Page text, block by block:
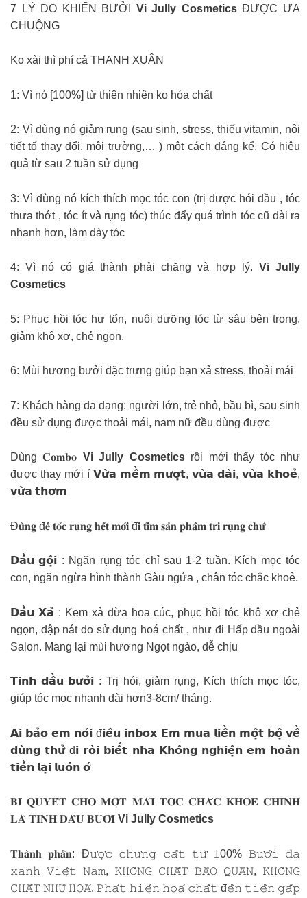
7 LÝ DO KHIẾN BƯỞI Vi Jully CosmeticsĐƯỢC ƯA
CHUỘNG
Ko xài thì phí cả THANH XUÂN
1: Vì nó [100%] từ thiên nhiên ko hóa chất
2: Vì dùng nó giảm rụng (sau sinh, stress, thiếu vitamin, nội
tiết tố thay đổi, môi trường,… ) một cách đáng kể. Có hiệu
quả từ sau 2 tuần sử dụng
3: Vì dùng nó kích thích mọc tóc con (trị được hói đầu , tóc
thưa thớt , tóc ít và rụng tóc) thúc đẩy quá trình tóc cũ dài ra
nhanh hơn, làm dày tóc
4: Vì nó có giá thành phải chăng và hợp lý. Vi Jully
Cosmetics
5: Phục hồi tóc hư tổn, nuôi dưỡng tóc từ sâu bên trong,
giảm khô xơ, chẻ ngọn.
6: Mùi hương bưởi đặc trưng giúp bạn xả stress, thoải mái
7: Khách hàng đa dạng: người lớn, trẻ nhỏ, bầu bì, sau sinh
đều sử dụng được thoải mái, nam nữ đều dùng được
Dùng 𝐂𝐨𝐦𝐛𝐨 Vi Jully Cosmetics rồi mới thấy tóc như
được thay mới í 𝗩𝘂̛̀𝗮 𝗺𝗲̂̀𝗺 𝗺𝘂̛𝗼̛̣𝘁, 𝘃𝘂̛̀𝗮 𝗱𝗮̀𝗶, 𝘃𝘂̛̀𝗮 𝗸𝗵𝗼𝗲̉,
𝘃𝘂̛̀𝗮 𝘁𝗵𝗼̛𝗺
Đ𝐮̛̀𝐧𝐠 đ𝐞̂̉ 𝐭𝐨́𝐜 𝐫𝐮̣𝐧𝐠 𝐡𝐞̂́𝐭 𝐦𝐨̛́𝐢 đ𝐢 𝐭𝐢̀𝐦 𝐬𝐚̉𝐧 𝐩𝐡𝐚̂̉𝐦 𝐭𝐫𝐢̣ 𝐫𝐮̣𝐧𝐠 𝐜𝐡𝐮̛́
𝗗𝗮̂̀𝘂 𝗴𝗼̣̂𝗶 : Ngăn rụng tóc chỉ sau 1-2 tuần. Kích mọc tóc
con, ngăn ngừa hình thành Gàu ngứa , chân tóc chắc khoẻ.
𝗗𝗮̂̀𝘂 𝗫𝗮̉ : Kem xả dừa hoa cúc, phục hồi tóc khô xơ chẻ
ngọn, dập nát do sử dụng hoá chất , như đi Hấp dầu ngoài
Salon. Mang lại mùi hương Ngọt ngào, dễ chịu
𝗧𝗶𝗻𝗵 𝗱𝗮̂̀𝘂 𝗯𝘂̛𝗼̛̉𝗶 : Trị hói, giảm rụng, Kích thích mọc tóc,
giúp tóc mọc nhanh dài hơn3-8cm/ tháng.
𝗔𝗶 𝗯𝗮̉𝗼 𝗲𝗺 𝗻𝗼́𝗶 đ𝗶𝗲̂𝘂 𝗶𝗻𝗯𝗼𝘅 𝗘𝗺 𝗺𝘂𝗮 𝗹𝗶𝗲̂̀𝗻 𝗺𝗼̣̂𝘁 𝗯𝗼̣̂ 𝘃𝗲̂̀
𝗱𝘂̀𝗻𝗴 𝘁𝗵𝘂̛̉ đ𝗶 𝗿𝗼̀𝗶 𝗯𝗶𝗲̂́𝘁 𝗻𝗵𝗮 𝗞𝗵𝗼̂𝗻𝗴 𝗻𝗴𝗵𝗶𝗲̣̂𝗻 𝗲𝗺 𝗵𝗼𝗮̀𝗻
𝘁𝗶𝗲̂̀𝗻 𝗹𝗮̣𝗶 𝗹𝘂𝗼̂𝗻 𝗼̛́
𝐁𝐈́ 𝐐𝐔𝐘𝐄̂́𝐓 𝐂𝐇𝐎 𝐌𝐎̣̂𝐓 𝐌𝐀́𝐈 𝐓𝐎́𝐂 𝐂𝐇𝐀̆́𝐂 𝐊𝐇𝐎𝐄̉ 𝐂𝐇𝐈́𝐍𝐇
𝐋𝐀̀ 𝐓𝐈𝐍𝐇 𝐃𝐀̂̀𝐔 𝐁𝐔̛𝐎̛̉𝐈 Vi Jully Cosmetics
𝐓𝐡𝐚̀𝐧𝐡 𝐩𝐡𝐚̂̀𝐧: Đ𝚞̛𝚘̛̣𝚌 𝚌𝚑𝚞̛𝚗𝚐 𝚌𝚊̂́𝚝 𝚝𝚞̛̀ 𝟷00% 𝙱𝚞̛𝚘̛̉𝚒 𝚍𝚊
𝚡𝚊𝚗𝚑 𝚅𝚒𝚎̣̂𝚝 𝙽𝚊𝚖, 𝙺𝙷𝙾̂𝙽𝙶 𝙲𝙷𝙰̂́𝚃 𝙱𝙰̉𝙾 𝚀𝚄𝙰̉𝙽, 𝙺𝙷𝙾̂𝙽𝙶
𝙲𝙷𝙰̂́𝚃 𝙽𝙷𝚄̃ 𝙷𝙾𝙰́. 𝙿𝚑𝚊́𝚝 𝚑𝚒𝚎̣̂𝚗 𝚑𝚘𝚊́ 𝚌𝚑𝚊̂́𝚝 đ𝚎̂̀𝚗 𝚝𝚒𝚎̂̀𝚗 𝚐𝚊̂́𝚙